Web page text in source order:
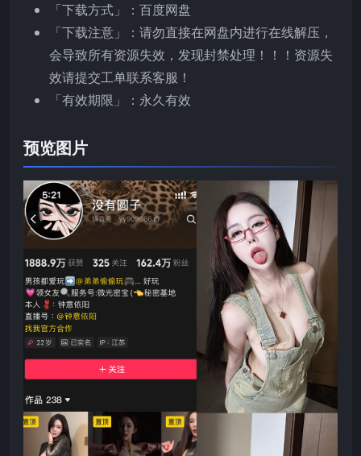
「下载方式」：百度网盘
「下载注意」：请勿直接在网盘内进行在线解压，
会导致所有资源失效，发现封禁处理！！！资源失
效请提交工单联系客服！
「有效期限」：永久有效
预览图片